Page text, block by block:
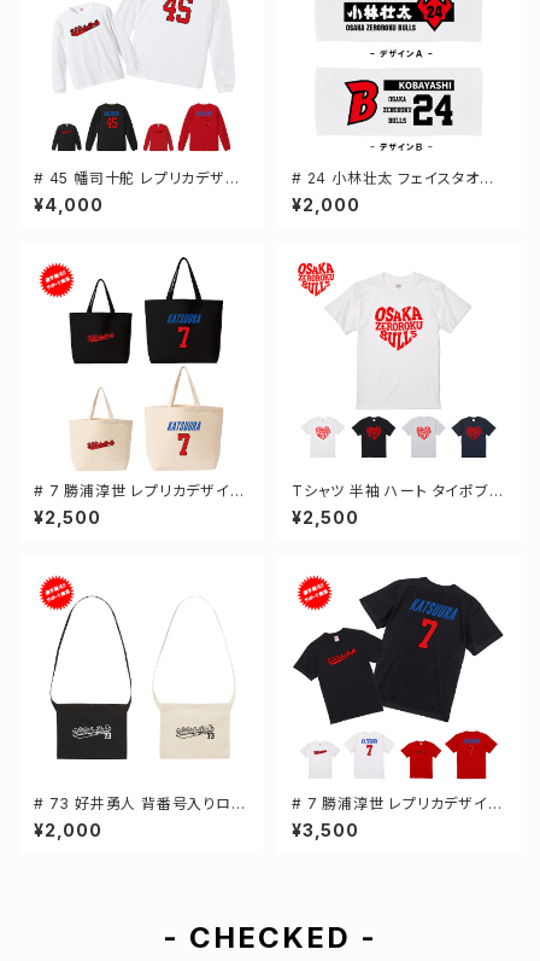
# 45 幡司十舵 レプリカデザイ
ン 3カラー 選手還元 長袖Tシャ
ツ S-XXLサイズ 501101
¥4,000
# 24 小林壮太 フェイスタオル
選手還元 2デザイン FT0144
¥2,000
# 7 勝浦淳世 レプリカデザイン
選手還元 キャンバストートバッ
グ 2カラー MLサイズ 000778
¥2,500
Tシャツ 半袖 ハート タイポブラ
フィー 4カラー ゼロクロ ゼロロ
ククロージング S-XXXLサイズ
¥2,500
# 73 好井勇人 背番号入りロゴ
キャンバスサコッシュ 選手還元
2カラー 001461
¥2,000
# 7 勝浦淳世 レプリカデザイン
3カラー 選手還元 半袖Tシャツ
S-XXXLサイズ 500101
¥3,500
- CHECKED -